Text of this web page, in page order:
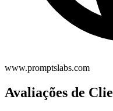
www.promptslabs.com
Avaliações de